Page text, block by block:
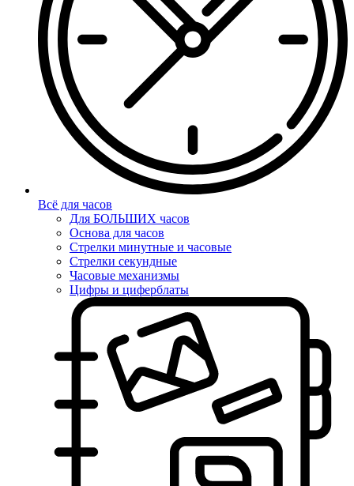
Всё для часов
Для БОЛЬШИХ часов
Основа для часов
Стрелки минутные и часовые
Стрелки секундные
Часовые механизмы
Цифры и циферблаты